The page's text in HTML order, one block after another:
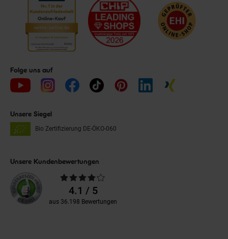
Folge uns auf
Unsere Siegel
Bio Zertifizierung DE-ÖKO-060
Unsere Kundenbewertungen
Durchschnittliche
Bewertungen4.1 / 5
aus 36.198 Bewertungen